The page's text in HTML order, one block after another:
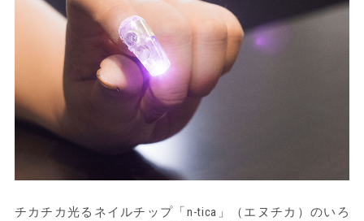
チカチカ光るネイルチップ「n-tica」（エヌチカ）のいろ